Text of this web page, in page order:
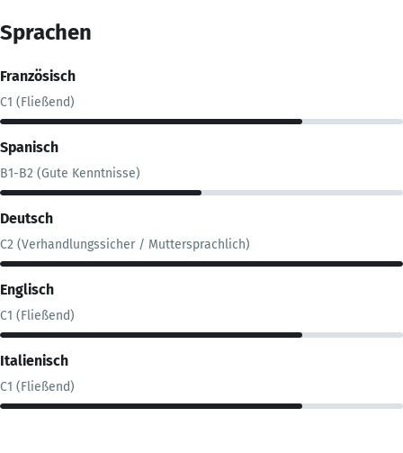
Sprachen
Französisch
C1 (Fließend)
Spanisch
B1-B2 (Gute Kenntnisse)
Deutsch
C2 (Verhandlungssicher / Muttersprachlich)
Englisch
C1 (Fließend)
Italienisch
C1 (Fließend)